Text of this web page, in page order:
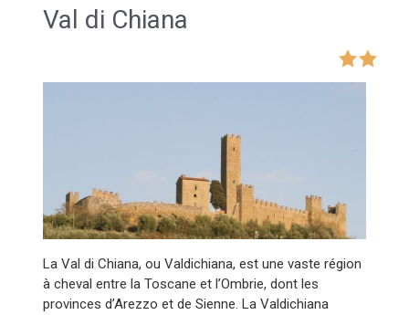
Val di Chiana
La Val di Chiana, ou Valdichiana, est une vaste région
à cheval entre la Toscane et l’Ombrie, dont les
provinces d’Arezzo et de Sienne. La Valdichiana